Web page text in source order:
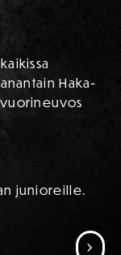
Haka-
junioreille.